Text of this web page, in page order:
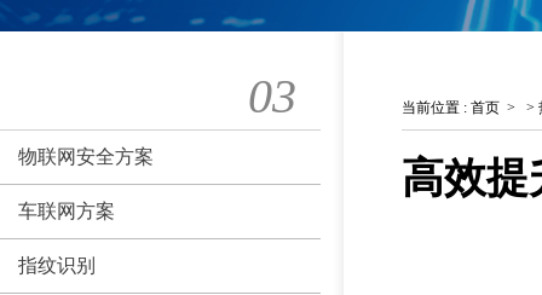
03
物联网安全方案
车联网方案
指纹识别
当前位置 : 首页 > >
高效提